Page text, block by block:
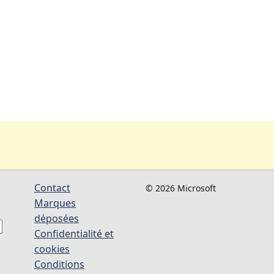
Contact
Marques
déposées
Confidentialité et
cookies
Conditions
© 2026 Microsoft